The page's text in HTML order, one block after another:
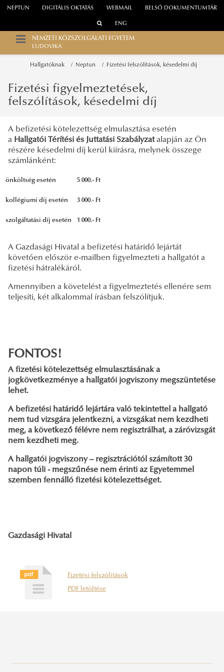
WEBMAIL
NEPTUN DIGITÁLIS OKTATÁS BELSŐ DOKUMENTUMTÁR
ENG
NEMZETI KÖZSZOLGÁLATI EGYETEM
LUDOVIKA
Hallgatóknak Neptun Fizetési felszólítások, késedelmi díj
Fizetési figyelmeztetések,
felszólítások, késedelmi díj
A befizetési kötelezettség elmulasztása esetén
a Hallgatói Térítési és Juttatási Szabályzatalapján az Ön
részére késedelmi díj kerül kiírásra, melynek összege
számlánként:
önköltség esetén 5 000.- Ft
kollégiumi díj esetén 3 000.- Ft
szolgáltatási díj esetén 1 000.- Ft
A Gazdasági Hivatal a befizetési határidő lejártát
követően először e-mailben figyelmezteti a hallgatót a
fizetési hátralékáról.
Amennyiben a követelést a figyelmeztetés ellenére sem
teljesíti, két alkalommal írásban felszólítjuk.
FONTOS!
A fizetési kötelezettség elmulasztásának a
jogkövetkezménye a hallgatói jogviszony megszüntetése
lehet.
A befizetési határidő lejártára való tekintettel a hallgató
nem tud vizsgára jelentkezni, a vizsgákat nem kezdheti
meg, a következő félévre nem regisztrálhat, a záróvizsgát
nem kezdheti meg.
A hallgatói jogviszony – regisztrációtól számított 30
napon túli - megszűnése nem érinti az Egyetemmel
szemben fennálló fizetési kötelezettséget.
Gazdasági Hivatal
Fizetési felszólítások
PDF letöltése